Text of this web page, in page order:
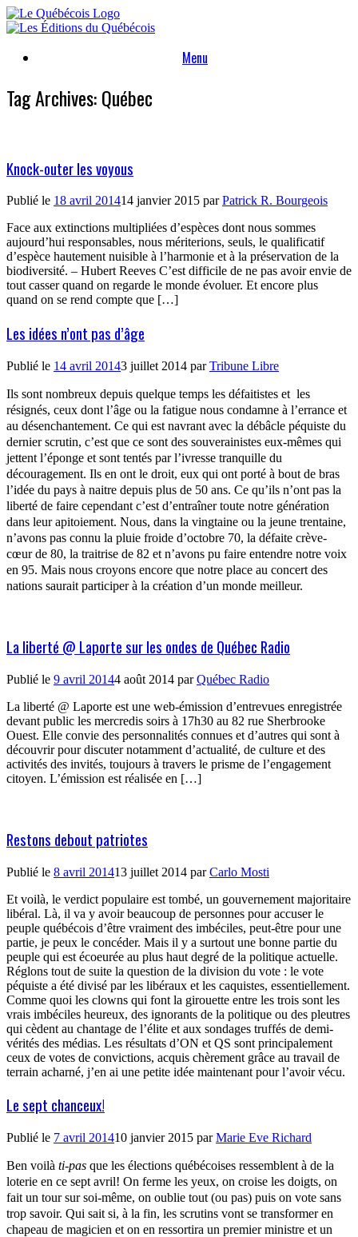
Skip
to
Menu
Tag Archives:Québec
Knock-outer les voyous
Publié le 18 avril 201414 janvier 2015 parPatrick R. Bourgeois
Face aux extinctions multipliées d’espèces dont nous sommes
aujourd’hui responsables, nous mériterions, seuls, le qualificatif
d’espèce hautement nuisible à l’harmonie et à la préservation de la
biodiversité. – Hubert Reeves C’est difficile de ne pas avoir envie de
tout casser quand on regarde le monde évoluer. Et encore plus
quand on se rend compte que […]
Les idées n’ont pas d’âge
Publié le 14 avril 20143 juillet 2014 parTribune Libre
Ils sont nombreux depuis quelque temps les défaitistes et les
résignés, ceux dont l’âge ou la fatigue nous condamne à l’errance et
au désenchantement. Ce qui est navrant avec la débâcle péquiste du
dernier scrutin, c’est que ce sont des souverainistes eux-mêmes qui
jettent l’éponge et sont tentés par l’ivresse tranquille du
découragement. Ils en ont le droit, eux qui ont porté à bout de bras
l’idée du pays à naitre depuis plus de 50 ans. Ce qu’ils n’ont pas la
liberté de faire cependant c’est d’entraîner toute notre génération
dans leur apitoiement. Nous, dans la vingtaine ou la jeune trentaine,
n’avons pas connu la pluie froide d’octobre 70, la défaite crève-
cœur de 80, la traitrise de 82 et n’avons pu faire entendre notre voix
en 95. Mais nous croyons encore que notre place au concert des
nations saurait participer à la création d’un monde meilleur.
La liberté @ Laporte sur les ondes de Québec Radio
Publié le 9 avril 20144 août 2014 parQuébec Radio
La liberté @ Laporte est une web-émission d’entrevues enregistrée
devant public les mercredis soirs à 17h30 au 82 rue Sherbrooke
Ouest. Elle convie des personnalités connues et d’autres qui sont à
découvrir pour discuter notamment d’actualité, de culture et des
activités des invités, toujours à travers le prisme de l’engagement
citoyen. L’émission est réalisée en […]
Restons debout patriotes
Publié le 8 avril 201413 juillet 2014 parCarlo Mosti
Et voilà, le verdict populaire est tombé, un gouvernement majoritaire
libéral. Là, il va y avoir beaucoup de personnes pour accuser le
peuple québécois d’être vraiment des imbéciles, peut-être pour une
partie, je peux le concéder. Mais il y a surtout une bonne partie du
peuple qui est écoeurée au plus haut degré de la politique actuelle.
Réglons tout de suite la question de la division du vote : le vote
péquiste a été divisé par les libéraux et les caquistes, essentiellement.
Comme quoi les clowns qui font la girouette entre les trois sont les
vrais imbéciles heureux, des ignorants de la politique ou des pleutres
qui cèdent au chantage de l’élite et aux sondages truffés de demi-
vérités des médias. Les résultats d’ON et QS sont principalement
ceux de votes de convictions, acquis chèrement grâce au travail de
terrain acharné, j’en ai une petite idée maintenant pour l’avoir vécu.
Le sept chanceux!
Publié le 7 avril 201410 janvier 2015 parMarie Eve Richard
Ben voilà ti-pas que les élections québécoises ressemblent à de la
loterie en ce sept avril! On ferme les yeux, on croise les doigts, on
fait un tour sur soi-même, on oublie tout (ou pas) puis on vote sans
trop savoir. Qui sait si, à la fin, les scrutins vont se transformer en
chapeau de magicien et on en ressortira un premier ministre et un